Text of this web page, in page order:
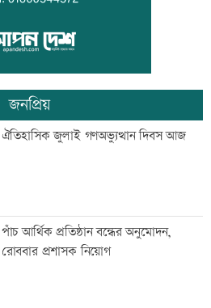
লক্ষ্মীপুরে ৪৮ ঘন্টা গ্যাস সংযোগ বিছিন্ন
বাকৃবির ৪২ শিক্ষার্থী শোকজ
হেফাজতকে সঙ্গে নিয়ে দেশ এগিয়ে নেব:
প্রধানমন্ত্রী
জনপ্রিয়
ঐতিহাসিক জুলাই গণঅভ্যুত্থান দিবস আজ
পাঁচ আর্থিক প্রতিষ্ঠান বন্ধের অনুমোদন,
রোববার প্রশাসক নিয়োগ